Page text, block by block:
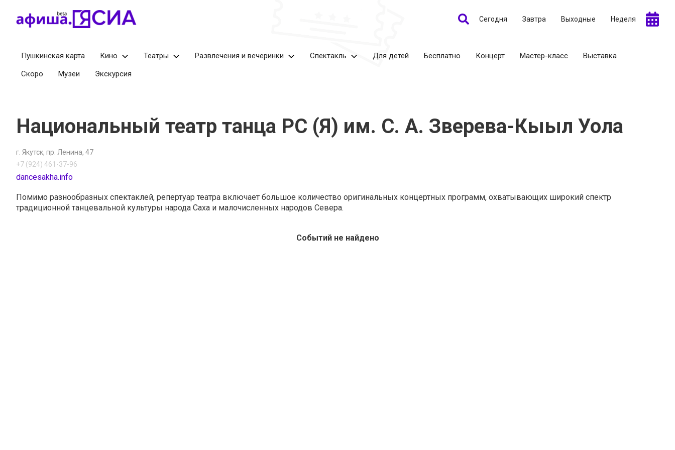
Сегодня Завтра Выходные Неделя
Пушкинская карта Кино Театры Развлечения и вечеринки Спектакль Для детей Бесплатно Концерт Мастер-класс
Выставка
Скоро
Музеи Экскурсия
Национальный театр танца РС (Я) им. С. А. Зверева-Кыыл Уола
г. Якутск пр. Ленина, 47
+7 (924) 461-37-96
dancesakha.info
Помимо разнообразных спектаклей, репертуар театра включает большое количество оригинальных концертных программ, охватывающих широкий спектр
традиционной танцевальной культуры народа Саха и малочисленных народов Севера.
Событий не найдено